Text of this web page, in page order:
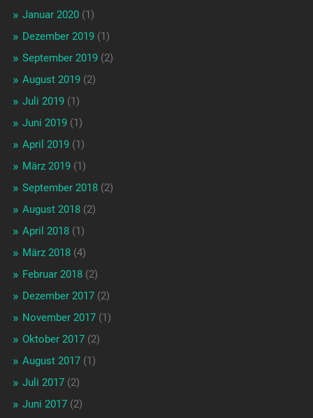
Januar 2020(1)
Dezember 2019(1)
September 2019(2)
August 2019(2)
Juli 2019(1)
Juni 2019(1)
April 2019(1)
März 2019(1)
September 2018(2)
August 2018(2)
April 2018(1)
März 2018(4)
Februar 2018(2)
Dezember 2017(2)
November 2017(1)
Oktober 2017(2)
August 2017(1)
Juli 2017(2)
Juni 2017(2)